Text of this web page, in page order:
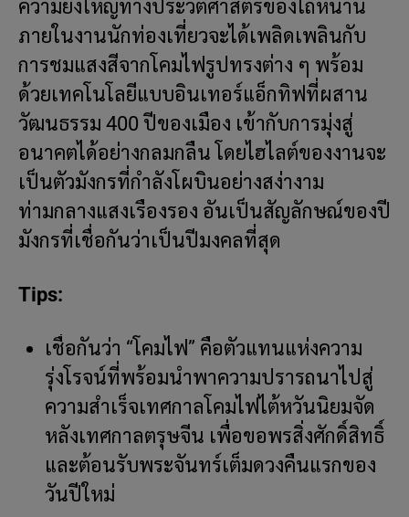
ความยิ่งใหญ่ทางประวัติศาสตร์ของไถหนาน
ภายในงานนักท่องเที่ยวจะได้เพลิดเพลินกับ
การชมแสงสีจากโคมไฟรูปทรงต่าง ๆ พร้อม
ด้วยเทคโนโลยีแบบอินเทอร์แอ็กทิฟที่ผสาน
วัฒนธรรม 400 ปีของเมือง เข้ากับการมุ่งสู่
อนาคตได้อย่างกลมกลืน โดยไฮไลต์ของงานจะ
เป็นตัวมังกรที่กำลังโผบินอย่างสง่างาม
ท่ามกลางแสงเรืองรอง อันเป็นสัญลักษณ์ของปี
มังกรที่เชื่อกันว่าเป็นปีมงคลที่สุด
Tips:
เชื่อกันว่า “โคมไฟ” คือตัวแทนแห่งความ
รุ่งโรจน์ที่พร้อมนำพาความปรารถนาไปสู่
ความสำเร็จเทศกาลโคมไฟไต้หวันนิยมจัด
หลังเทศกาลตรุษจีน เพื่อขอพรสิ่งศักดิ์สิทธิ์
และต้อนรับพระจันทร์เต็มดวงคืนแรกของ
วันปีใหม่